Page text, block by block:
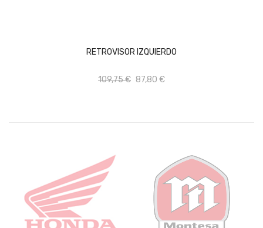
RETROVISOR IZQUIERDO
109,75 € 87,80 €